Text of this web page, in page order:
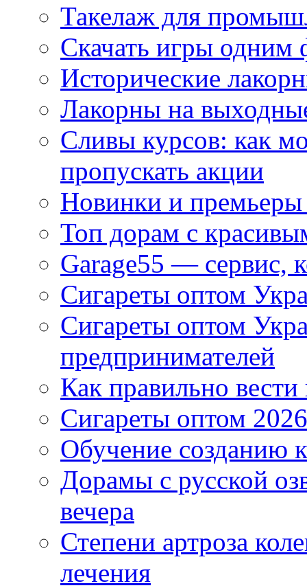
Такелаж для
Скачать игры одним
Исторические
Лакорны на
Сливы курсов: как
пропускать акции
Новинки и
Топ дорам с
Garage55 — сервис,
Сигареты оптом
Сигареты оптом
предпринимателей
Как правильно
Сигареты оптом
Обучение созданию
Дорамы с русской
вечера
Степени артроза
лечения